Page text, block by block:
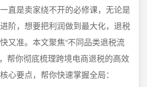
直是卖家绕不开的必修课，无论是
阶，想要把利润做到最大化，退税
又准。本文聚焦“不同品类退税流
帮你彻底梳理跨境电商退税的高效
心要点，帮你快速掌握全局：